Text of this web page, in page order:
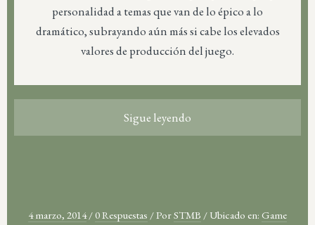
personalidad a temas que van de lo épico a lo
dramático, subrayando aún más si cabe los elevados
valores de producción del juego.
Sigue leyendo
4 marzo, 2014 /0 Respuestas /PorSTMB / Ubicado en: Game